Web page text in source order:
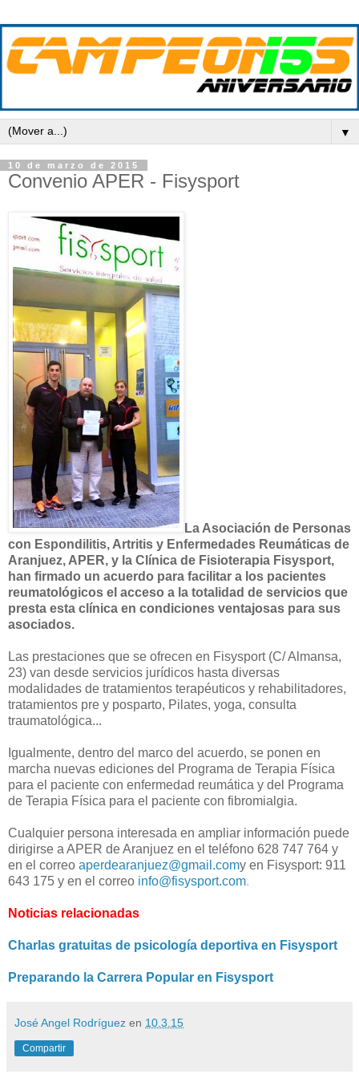
▼
10 de marzo de 2015
Convenio APER - Fisysport
La Asociación de Personas
con Espondilitis, Artritis y Enfermedades Reumáticas de
Aranjuez, APER, y la Clínica de Fisioterapia Fisysport,
han firmado un acuerdo para facilitar a los pacientes
reumatológicos el acceso a la totalidad de servicios que
presta esta clínica en condiciones ventajosas para sus
asociados.
Las prestaciones que se ofrecen en Fisysport (C/ Almansa,
23) van desde servicios jurídicos hasta diversas
modalidades de tratamientos terapéuticos y rehabilitadores,
tratamientos pre y posparto, Pilates, yoga, consulta
traumatológica...
Igualmente, dentro del marco del acuerdo, se ponen en
marcha nuevas ediciones del Programa de Terapia Física
para el paciente con enfermedad reumática y del Programa
de Terapia Física para el paciente con fibromialgia.
Cualquier persona interesada en ampliar información puede
dirigirse a APER de Aranjuez en el teléfono 628 747 764 y
en el correo aperdearanjuez@gmail.comy en Fisysport: 911
643 175 y en el correo info@fisysport.com.
Noticias relacionadas
Charlas gratuitas de psicología deportiva en Fisysport
Preparando la Carrera Popular en Fisysport
José Angel Rodríguez en 10.3.15
Compartir